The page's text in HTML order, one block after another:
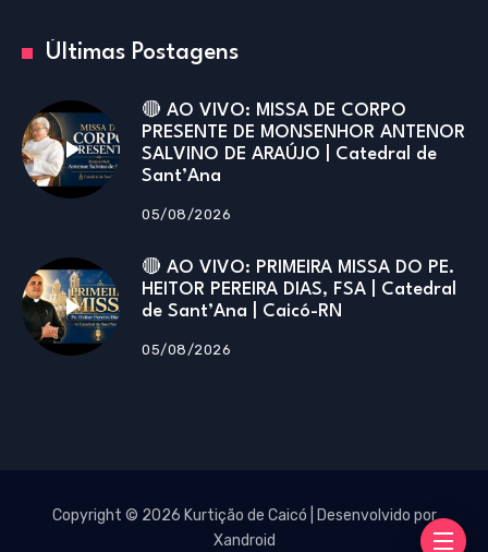
Últimas Postagens
🔴 AO VIVO: MISSA DE CORPO
PRESENTE DE MONSENHOR ANTENOR
SALVINO DE ARAÚJO | Catedral de
Sant’Ana
05/08/2026
🔴 AO VIVO: PRIMEIRA MISSA DO PE.
HEITOR PEREIRA DIAS, FSA | Catedral
de Sant’Ana | Caicó-RN
05/08/2026
Copyright © 2026 Kurtição de Caicó | Desenvolvido por
Xandroid